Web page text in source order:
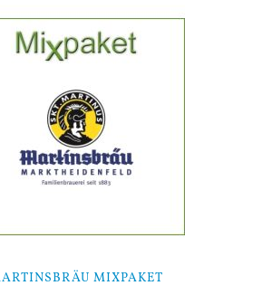
MIXPAKET